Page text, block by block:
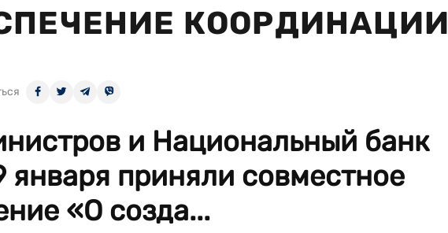
КООРДИНАЦИИ
и Национальный банк
января приняли совместное
«О созда...